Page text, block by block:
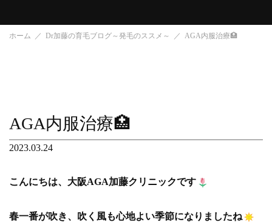
ホーム Dr加藤の育毛ブログ～発毛のススメ～ AGA内服治療🏥
AGA内服治療🏥
2023.03.24
こんにちは、大阪AGA加藤クリニックです
春一番が吹き、吹く風も心地よい季節になりましたね